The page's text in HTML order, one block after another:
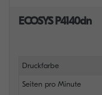
ECOSYS P4140dn
Druckfarbe
Seiten pro Minute